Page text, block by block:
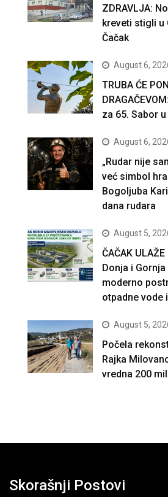
ZDRAVLJA:
kreveti stigli u
Čačak
August 6,
TRUBA ĆE
za 65. Sabor u
August 6,
„Rudar nije
već simbol
Bogoljuba
dana rudara
August 5,
ČAČAK ULAŽE
Donja i
moderno
otpadne vode
August 5,
Počela
Rajka
vredna 200
Skorašnji Postovi